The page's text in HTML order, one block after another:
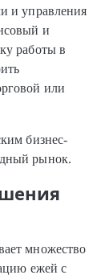
и управления
и
работы в
или
бизнес-
рынок.
множество
ежей с